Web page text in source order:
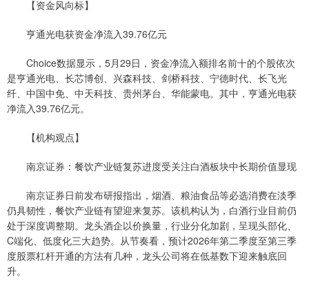
【资金风向标】
亨通光电获资金净流入39.76亿元
Choice数据显示，5月29日，资金净流入额排名前十的个股依次
是亨通光电、长芯博创、兴森科技、剑桥科技、宁德时代、长飞光
纤、中国中免、中天科技、贵州茅台、华能蒙电。其中，亨通光电获
净流入39.76亿元。
【机构观点】
南京证券：餐饮产业链复苏进度受关注白酒板块中长期价值显现
南京证券日前发布研报指出，烟酒、粮油食品等必选消费在淡季
仍具韧性，餐饮产业链有望迎来复苏。该机构认为，白酒行业目前仍
处于深度调整期。龙头酒企以价换量，行业分化加剧，呈现头部化、
C端化、低度化三大趋势。从节奏看，预计2026年第二季度至第三季
度股票杠杆开通的方法有几种，龙头公司将在低基数下迎来触底回
升。